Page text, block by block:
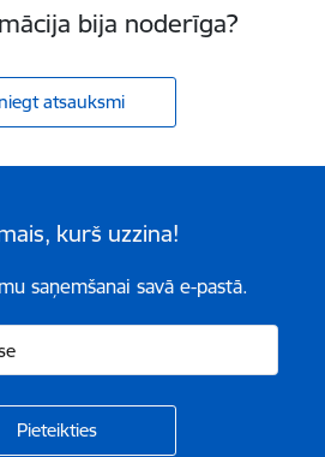
bija noderīga?
atsauksmi
kurš uzzina!
saņemšanai savā e-pastā.